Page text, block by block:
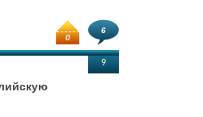
0
6
9